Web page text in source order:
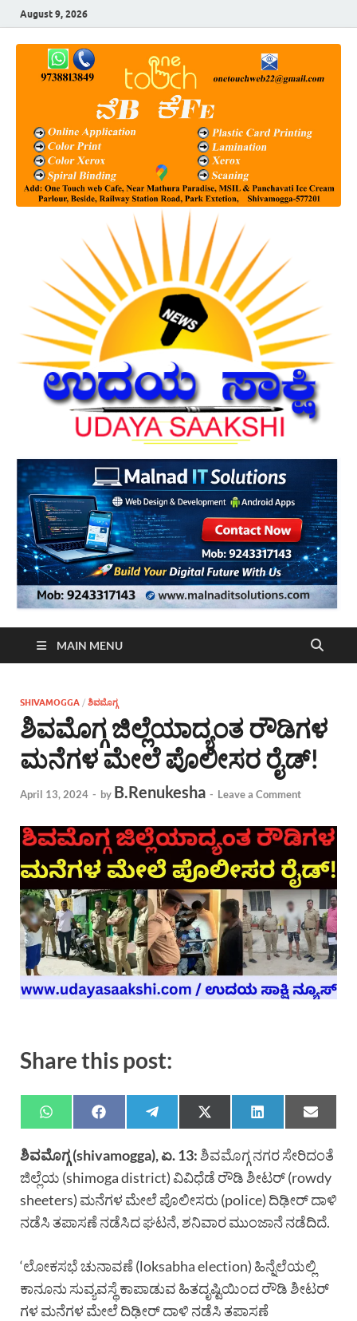
August 9, 2026
MAIN MENU
SHIVAMOGGA / ಶಿವಮೊಗ್ಗ
ಶಿವಮೊಗ್ಗ ಜಿಲ್ಲೆಯಾದ್ಯಂತ ರೌಡಿಗಳ
ಮನೆಗಳ ಮೇಲೆ ಪೊಲೀಸರ ರೈಡ್!
April 13, 2024 - by B.Renukesha - Leave a Comment
Share this post:
ಶಿವಮೊಗ್ಗ (shivamogga), ಏ. 13:ಶಿವಮೊಗ್ಗ ನಗರ ಸೇರಿದಂತೆ
ಜಿಲ್ಲೆಯ (shimoga district) ವಿವಿಧೆಡೆ ರೌಡಿ ಶೀಟರ್ (rowdy
sheeters) ಮನೆಗಳ ಮೇಲೆ ಪೊಲೀಸರು (police) ದಿಢೀರ್ ದಾಳಿ
ನಡೆಸಿ ತಪಾಸಣೆ ನಡೆಸಿದ ಘಟನೆ, ಶನಿವಾರ ಮುಂಜಾನೆ ನಡೆದಿದೆ.
‘ಲೋಕಸಭೆ ಚುನಾವಣೆ (loksabha election) ಹಿನ್ನೆಲೆಯಲ್ಲಿ
ಕಾನೂನು ಸುವ್ಯವಸ್ಥೆ ಕಾಪಾಡುವ ಹಿತದೃಷ್ಟಿಯಿಂದ ರೌಡಿ ಶೀಟರ್
ಗಳ ಮನೆಗಳ ಮೇಲೆ ದಿಢೀರ್ ದಾಳಿ ನಡೆಸಿ ತಪಾಸಣೆ